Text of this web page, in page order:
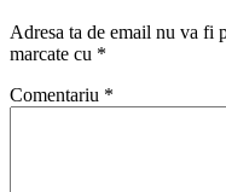
Adresa ta de email nu va fi
marcate cu *
Comentariu *